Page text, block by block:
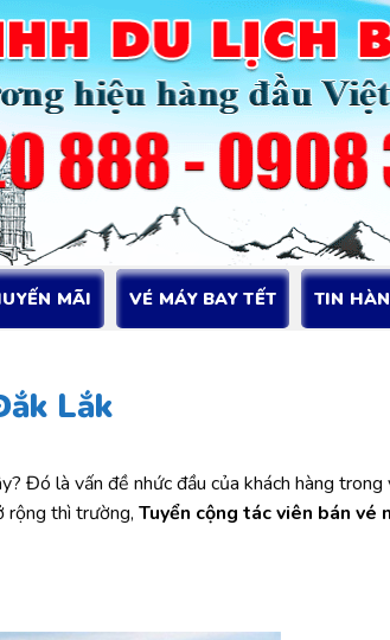
MÃI VÉ MÁY BAY TẾT TIN
Lắk
Đó là vấn đề nhức đầu của khách hàng trong
rộng thì trường, Tuyển cộng tác viên bán vé